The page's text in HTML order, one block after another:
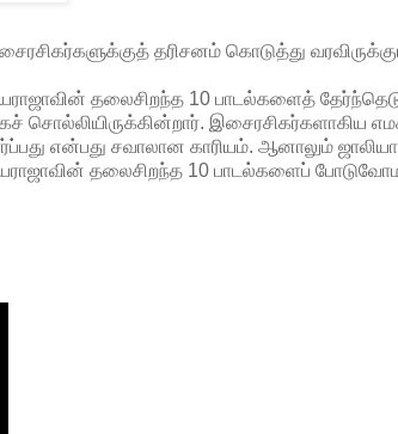
தரிசனம் கொடுத்து
தலைசிறந்த 10 பாடல்களைத்
சொல்லியிருக்கின்றார். இசைரசிகர்களாகிய
என்பது சவாலான காரியம். ஆனாலும்
தலைசிறந்த 10 பாடல்களைப்